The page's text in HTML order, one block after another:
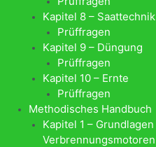
Kapitel 8 – Saattechnik
Prüffragen
Kapitel 9 – Düngung
Prüffragen
Kapitel 10 – Ernte
Prüffragen
Methodisches Handbuch
Kapitel 1 – Grundlagen
Verbrennungsmotoren